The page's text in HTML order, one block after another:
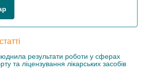
результати роботи у сферах
та ліцензування лікарських засобів